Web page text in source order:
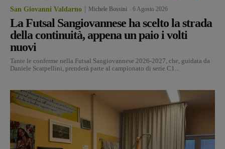
San Giovanni Valdarno Michele Bossini 6 Agosto 2026
La Futsal Sangiovannese ha scelto la strada
della continuità, appena un paio i volti
nuovi
Tante le conferme nella Futsal Sangiovannese 2026-2027, che, guidata da
Daniele Scarpellini, prenderà parte al campionato di serie C1...